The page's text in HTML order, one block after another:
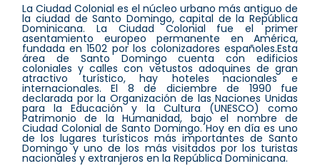
La Ciudad Colonial es el núcleo urbano más antiguo de
la ciudad de Santo Domingo, capital de la República
Dominicana. La Ciudad Colonial fue el primer
asentamiento europeo permanente en América,
fundada en 1502 por los colonizadores españoles.Esta
área de Santo Domingo cuenta con edificios
coloniales y calles con vetustos adoquines de gran
atractivo turístico, hay hoteles nacionales e
internacionales. El 8 de diciembre de 1990 fue
declarada por la Organización de las Naciones Unidas
para la Educación y la Cultura (UNESCO) como
Patrimonio de la Humanidad, bajo el nombre de
Ciudad Colonial de Santo Domingo. Hoy en día es uno
de los lugares turísticos más importantes de Santo
Domingo y uno de los más visitados por los turistas
nacionales y extranjeros en la República Dominicana.